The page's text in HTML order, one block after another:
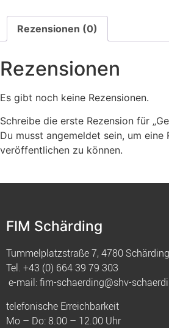
Rezensionen (0)
Rezensionen
Es gibt noch keine Rezensionen.
Schreibe die erste Rezension für
Du musst angemeldet sein, um eine
veröffentlichen zu können.
FIM Schärding
Tummelplatzstraße 7, 4780 Schärding
Tel. +43 (0) 664 39 79 303
e-mail:fim-schaerding@shv-
telefonische Erreichbarkeit
Mo – Do: 8.00 – 12.00 Uhr